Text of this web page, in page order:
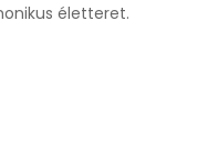
életteret.